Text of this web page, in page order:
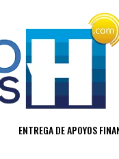
ENTREGA DE APOYOS